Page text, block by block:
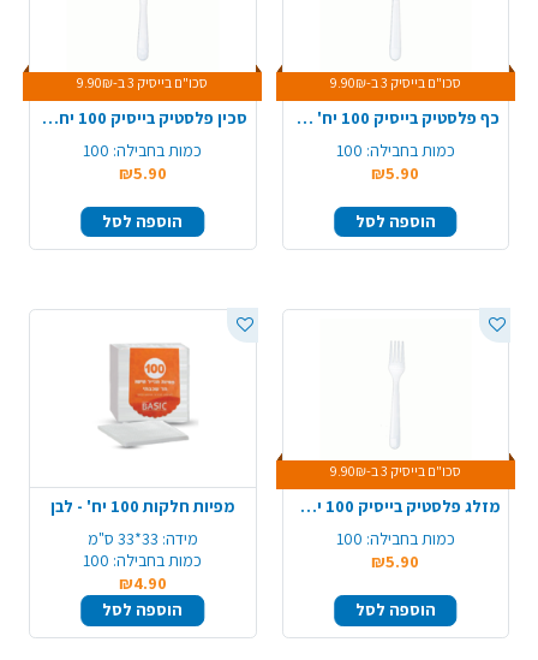
סכו"ם בייסיק 3 ב-9.90₪
כף פלסטיק בייסיק 100 יח' - לבן
כמות בחבילה: 100
₪5.90
הוספה לסל
סכו"ם בייסיק 3 ב-9.90₪
סכין פלסטיק בייסיק 100 יח' - לבן
כמות בחבילה: 100
₪5.90
הוספה לסל
סכו"ם בייסיק 3 ב-9.90₪
מזלג פלסטיק בייסיק 100 יח' - לבן
כמות בחבילה: 100
₪5.90
הוספה לסל
מפיות חלקות 100 יח' - לבן
מידה: 33*33 ס"מ
כמות בחבילה: 100
₪4.90
הוספה לסל